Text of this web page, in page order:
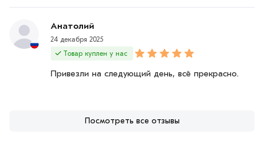
Анатолий
24 декабря 2025
Товар куплен у нас
Привезли на следующий день, всё прекрасно.
Посмотреть все отзывы